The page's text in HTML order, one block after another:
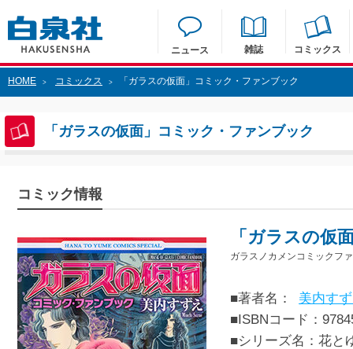
ニュース 雑誌 コミックス
HOME > コミックス > 「ガラスの仮面」コミック・ファンブック
「ガラスの仮面」コミック・ファンブック
コミック情報
「ガラスの仮
ガラスノカメンコミックフ
■著者名：
美内す
■ISBNコード：
■シリーズ名：花と